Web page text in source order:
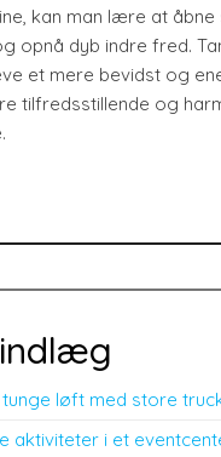
kan man lære at
opnå dyb indre fred.
et mere bevidst og
tilfredsstillende og
løft med store
aktiviteter i et